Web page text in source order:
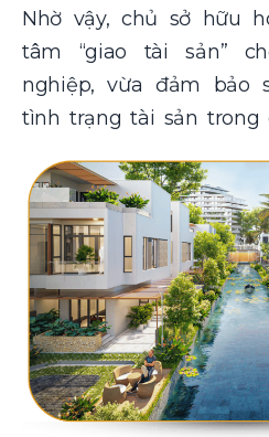
Nhờ vậy, chủ sở hữu
tâm “giao tài sản”
nghiệp, vừa đảm bảo
tình trạng tài sản trong